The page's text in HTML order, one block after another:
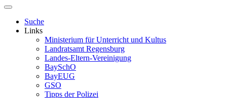
Suche
Links
Ministerium für Unterricht und Kultus
Landratsamt Regensburg
Landes-Eltern-Vereinigung
BaySchO
BayEUG
GSO
Tipps der Polizei